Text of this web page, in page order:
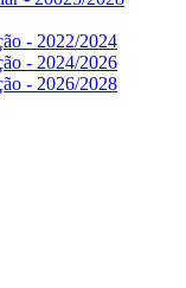
- 2022/2024
- 2024/2026
- 2026/2028